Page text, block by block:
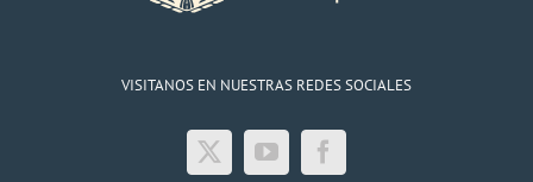
VISITANOS EN NUESTRAS REDES SOCIALES